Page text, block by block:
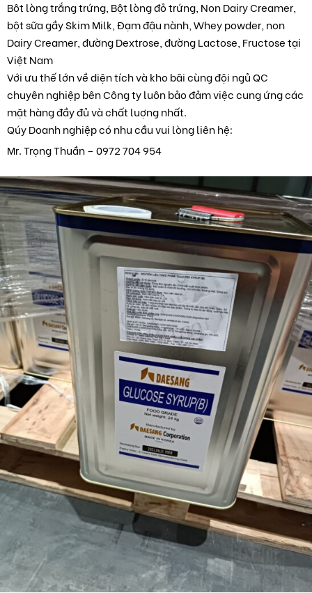
Bôt lòng trắng trứng, Bột lòng đỏ trứng, Non Dairy Creamer,
bột sữa gầy Skim Milk, Đạm đậu nành, Whey powder, non
Dairy Creamer, đường Dextrose, đường Lactose, Fructose tại
Việt Nam
Với ưu thế lớn về diện tích và kho bãi cùng đội ngủ QC
chuyên nghiệp bên Công ty luôn bảo đảm việc cung ứng các
mặt hàng đầy đủ và chất luợng nhất.
Qúy Doanh nghiệp có nhu cầu vui lòng liên hệ:
Mr. Trọng Thuần – 0972 704 954